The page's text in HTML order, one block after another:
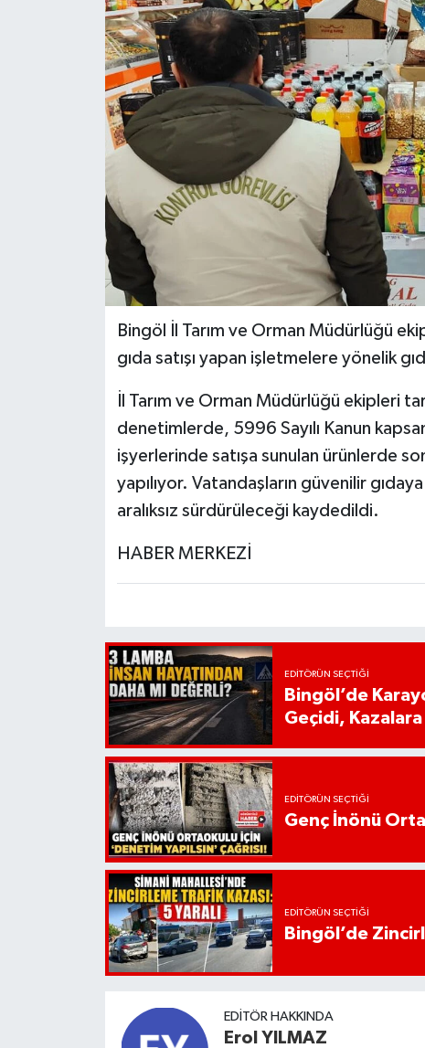
Bingöl İl Tarım ve Orman Müdürlüğü
gıda satışı yapan işletmelere yönelik
İl Tarım ve Orman Müdürlüğü ekipleri
denetimlerde, 5996 Sayılı Kanun
işyerlerinde satışa sunulan ürünlerde
yapılıyor. Vatandaşların güvenilir
aralıksız sürdürüleceği kaydedildi.
HABER MERKEZİ
EDITÖRÜN SEÇTIĞI
Bingöl’de
Geçidi,
EDITÖRÜN SEÇTIĞI
Genç İnönü
EDITÖRÜN SEÇTIĞI
Bingöl’de
EDITÖR HAKKINDA
Erol YILMAZ
MERKEZ
RESMİ İLANLAR
SOLHAN
YAYLADERE